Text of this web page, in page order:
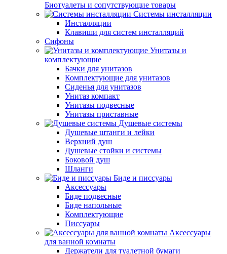
Биотуалеты и сопутствующие товары
Системы инсталляции
Инсталляции
Клавиши для систем инсталляций
Сифоны
Унитазы и
комплектующие
Бачки для унитазов
Комплектующие для унитазов
Сиденья для унитазов
Унитаз компакт
Унитазы подвесные
Унитазы приставные
Душевые системы
Душевые штанги и лейки
Верхний душ
Душевые стойки и системы
Боковой душ
Шланги
Биде и писсуары
Аксессуары
Биде подвесные
Биде напольные
Комплектующие
Писсуары
Аксессуары
для ванной комнаты
Держатели для туалетной бумаги